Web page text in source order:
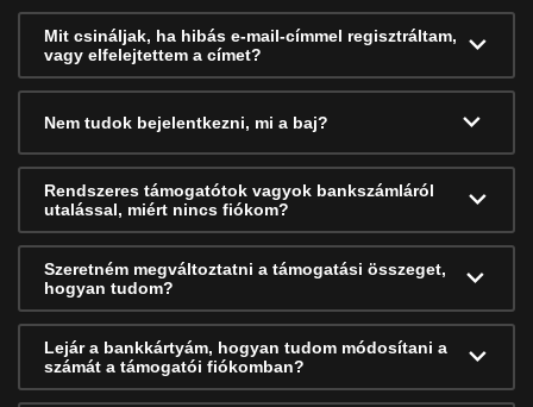
Mit csináljak, ha hibás e-mail-címmel regisztráltam,
vagy elfelejtettem a címet?
Nem tudok bejelentkezni, mi a baj?
Rendszeres támogatótok vagyok bankszámláról
utalással, miért nincs fiókom?
Szeretném megváltoztatni a támogatási összeget,
hogyan tudom?
Lejár a bankkártyám, hogyan tudom módosítani a
számát a támogatói fiókomban?